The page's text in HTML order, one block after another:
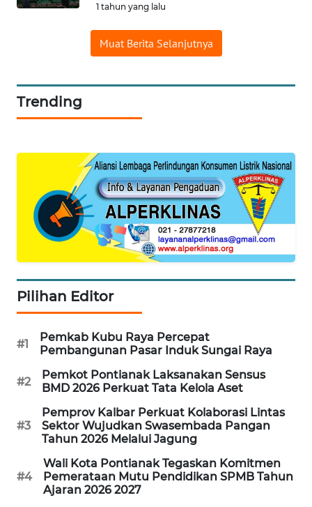
1 tahun yang lalu
Muat Berita Selanjutnya
Trending
Pilihan Editor
#1
Pemkab Kubu Raya Percepat
Pembangunan Pasar Induk Sungai Raya
#2
Pemkot Pontianak Laksanakan Sensus
BMD 2026 Perkuat Tata Kelola Aset
#3
Pemprov Kalbar Perkuat Kolaborasi Lintas
Sektor Wujudkan Swasembada Pangan
Tahun 2026 Melalui Jagung
#4
Wali Kota Pontianak Tegaskan Komitmen
Pemerataan Mutu Pendidikan SPMB Tahun
Ajaran 2026 2027
WAHANA
WAHANANEWS
WAHANANEWS
WAHANA
SPORT
WAHANA
UMKM
WAHANA
SELEB
WAHANA
PERSONA
WAHANA
OTOMOTIF
WAHANA
HEALTH